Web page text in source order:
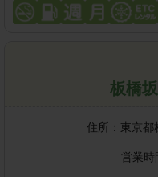
板橋
住所： 東京都
営業時